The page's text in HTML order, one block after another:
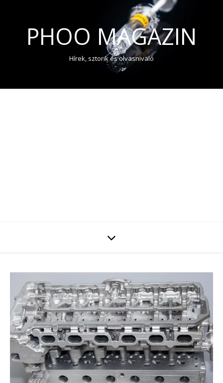
PHOO MAGAZIN
Hírek, sztorik és olvasnivaló